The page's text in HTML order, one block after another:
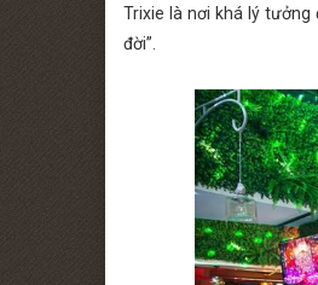
Trixie là nơi khá lý
đời”.